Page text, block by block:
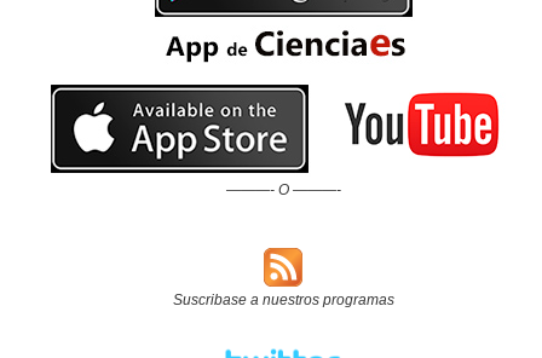
———- O ———-
Suscribase a nuestros programas